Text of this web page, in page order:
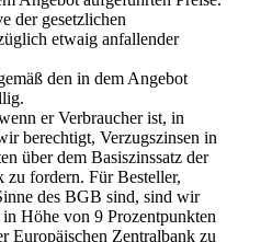
der gesetzlichen
etwaig anfallender
den in dem Angebot
er Verbraucher ist, in
berechtigt, Verzugszinsen in
über dem Basiszinssatz der
zu fordern. Für Besteller,
des BGB sind, sind wir
Höhe von 9 Prozentpunkten
Europäischen Zentralbank zu